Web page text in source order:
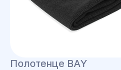
Полотенце BAY